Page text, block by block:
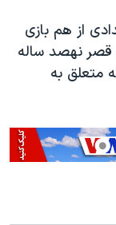
از هم بازی
قصر نهصد ساله
متعلق به